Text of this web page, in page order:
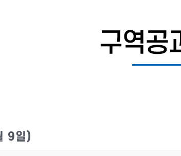
구역공
9일)